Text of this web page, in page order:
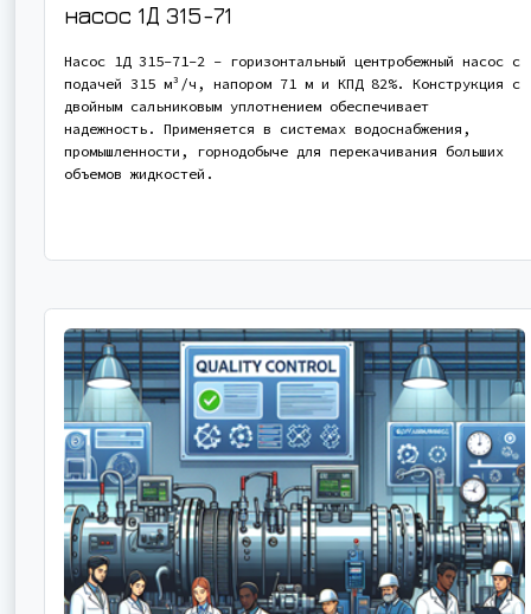
насос 1Д 315-71
Насос 1Д 315-71-2 - горизонтальный центробежный насос с
подачей 315 м³/ч, напором 71 м и КПД 82%. Конструкция с
двойным сальниковым уплотнением обеспечивает
надежность. Применяется в системах водоснабжения,
промышленности, горнодобыче для перекачивания больших
объемов жидкостей.